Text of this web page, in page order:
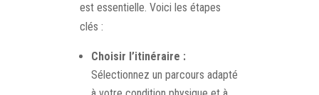
est essentielle. Voici les étapes
clés :
Choisir l’itinéraire :
Sélectionnez un parcours adapté